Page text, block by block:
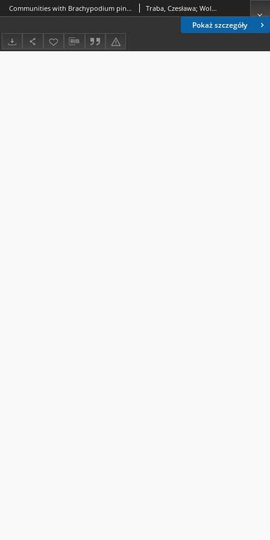
Pokaż szczegóły
Communities with Brachypodium pinnatum and Bromus erectus in the Wiar and the San valleys Traba, Czesława; Wolański, Paweł; Oklejewicz, Krzysztof